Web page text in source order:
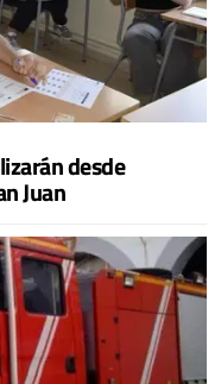
desde
Juan